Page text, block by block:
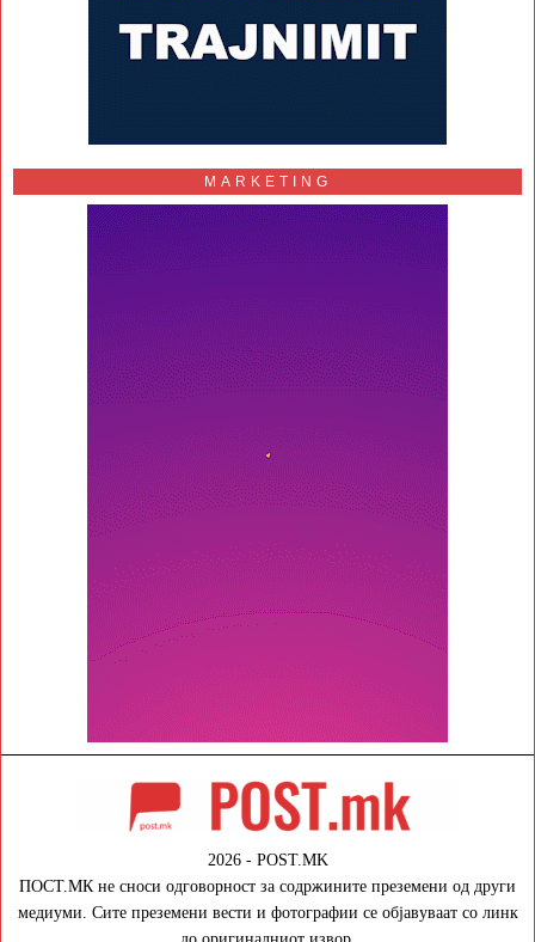
MARKETING
2026 - POST.MK
ПОСТ.МК не сноси одговорност за содржините преземени од други
медиуми. Сите преземени вести и фотографии се објавуваат со линк